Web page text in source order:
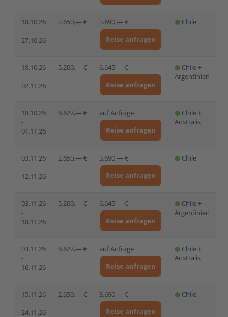
18.10.26
-
27.10.26
2.650,— €
3.690,— €
Reise anfragen
Chile
18.10.26
-
02.11.26
5.200,— €
6.645,— €
Reise anfragen
Chile +
Argentinien
18.10.26
-
01.11.26
6.627,— €
auf Anfrage
Reise anfragen
Chile +
Australis
03.11.26
-
12.11.26
2.650,— €
3.690,— €
Reise anfragen
Chile
03.11.26
-
18.11.26
5.200,— €
6.645,— €
Reise anfragen
Chile +
Argentinien
03.11.26
-
16.11.26
6.627,— €
auf Anfrage
Reise anfragen
Chile +
Australis
15.11.26
-
24.11.26
2.650,— €
3.690,— €
Reise anfragen
Chile